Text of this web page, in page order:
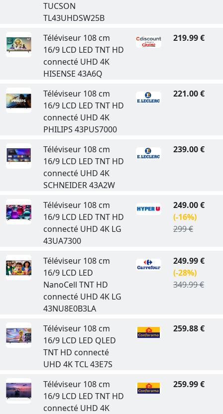
TUCSON
TL43UHDSW25B
Téléviseur 108 cm
16/9 LCD LED TNT HD
connecté UHD 4K
HISENSE 43A6Q
219.99 €
Téléviseur 108 cm
16/9 LCD LED TNT HD
connecté UHD 4K
PHILIPS 43PUS7000
221.00 €
Téléviseur 108 cm
16/9 LCD LED TNT HD
connecté UHD 4K
SCHNEIDER 43A2W
239.00 €
Téléviseur 108 cm
16/9 LCD LED TNT HD
connecté UHD 4K LG
43UA7300
249.00 €
(-16%)
299 €
Téléviseur 108 cm
16/9 LCD LED
NanoCell TNT HD
connecté UHD 4K LG
43NU8E0B3LA
249.99 €
(-28%)
349.99 €
Téléviseur 108 cm
16/9 LCD LED QLED
TNT HD connecté
UHD 4K TCL 43E7S
259.88 €
Téléviseur 108 cm
16/9 LCD LED TNT HD
connecté UHD 4K
259.99 €